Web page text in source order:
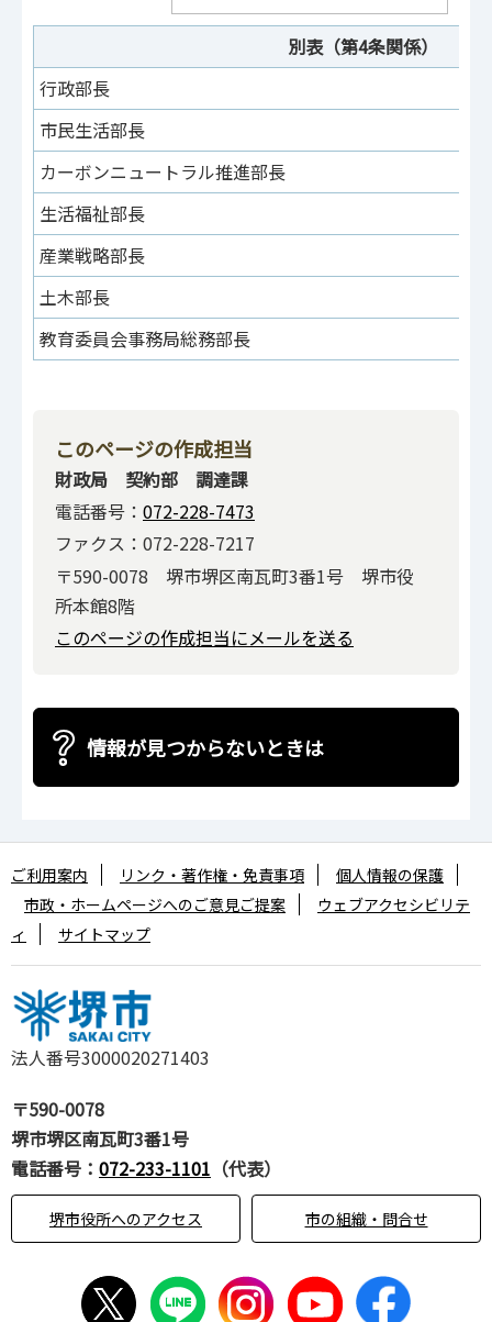
別表（第4条関係）
行政部長
市民生活部長
カーボンニュートラル推進部長
生活福祉部長
産業戦略部長
土木部長
教育委員会事務局総務部長
このページの作成担当
財政局 契約部 調達課
電話番号： 072-228-7473
ファクス：072-228-7217
〒590-0078 堺市堺区南瓦町3番1号 堺市役
所本館8階
このページの作成担当にメールを送る
情報が見つからないときは
法人番号3000020271403
〒590-0078
堺市堺区南瓦町3番1号
電話番号： 072-233-1101 （代表）
堺市役所へのアクセス 市の組織・問合せ
ご利用案内 リンク・著作権・免責事項
個人情報の保護
市政・ホームページへのご意見ご提案
ウェブアクセシビリテ
ィ
サイトマップ